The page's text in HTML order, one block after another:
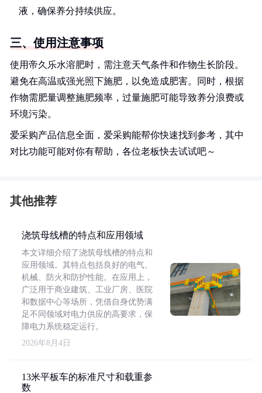
液，确保养分持续供应。
三、使用注意事项
使用帝久乐水溶肥时，需注意天气条件和作物生长阶段。
避免在高温或强光照下施肥，以免造成肥害。同时，根据
作物需肥量调整施肥频率，过量施肥可能导致养分浪费或
环境污染。
爱采购产品信息全面，爱采购能帮你快速找到参考，其中
对比功能可能对你有帮助，各位老板快去试试吧～
其他推荐
浇筑母线槽的特点和应用领域
本文详细介绍了浇筑母线槽的特点和
应用领域。其特点包括良好的电气、
机械、防火和防护性能。在应用上，
广泛用于商业建筑、工业厂房、医院
和数据中心等场所，凭借自身优势满
足不同领域对电力供应的高要求，保
障电力系统稳定运行。
2026年8月4日
13米平板车的标准尺寸和载重参
数